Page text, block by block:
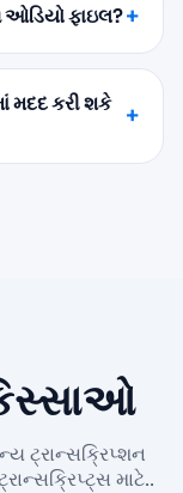
ફાઇલ?
મદદ કરી શકે
ટ્રાન્સક્રિપ્શન
માટે..